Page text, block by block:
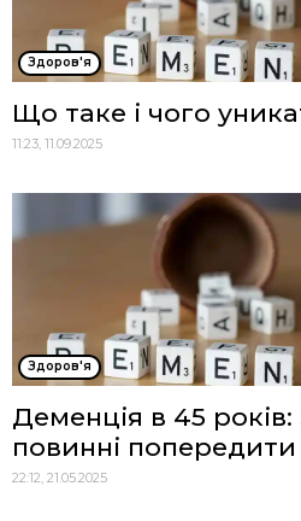
Здоров'я
Що таке і чого
11:23, 11.09.2025
Здоров'я
Деменція в 45 років:
повинні попередити
22:12, 21.05.2025